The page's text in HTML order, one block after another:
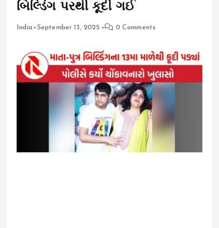
બિલ્ડિંગ પરથી કૂદી ગઈ
India September 13, 2025 0 Comments